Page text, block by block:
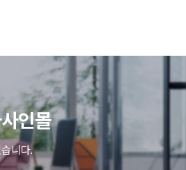
인몰
니다.